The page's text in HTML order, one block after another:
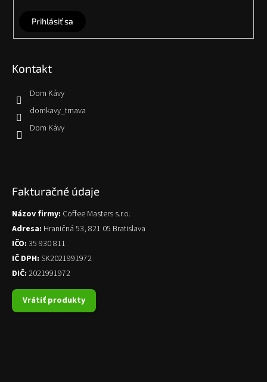
Prihlásiť sa
Kontakt
Dom Kávy
domkavy_trnava
Dom Kávy
Fakturačné údaje
Názov firmy: Coffee Masters s.r.o.
Adresa: Hraničná 53, 821 05 Bratislava
IČO: 35 930 811
IČ DPH: SK2021991972
DIČ: 2021991972
Vrátiť produkty